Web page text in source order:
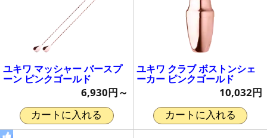
ユキワ マッシャー バースプ
ーン ピンクゴールド
6,930円～
カートに入れる
ユキワ クラブ ボストンシェ
ーカー ピンクゴールド
10,032円
カートに入れる